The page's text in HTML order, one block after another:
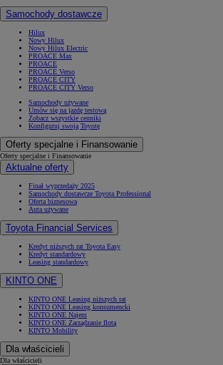
Samochody dostawcze
Hilux
Nowy Hilux
Nowy Hilux Electric
PROACE Max
PROACE
PROACE Verso
PROACE CITY
PROACE CITY Verso
Samochody używane
Umów się na jazdę testową
Zobacz wszystkie cenniki
Konfiguruj swoją Toyotę
Oferty specjalne i Finansowanie
Oferty specjalne i Finansowanie
Aktualne oferty
Finał wyprzedaży 2025
Samochody dostawcze Toyota Professional
Oferta biznesowa
Auta używane
Toyota Financial Services
Kredyt niższych rat Toyota Easy
Kredyt standardowy
Leasing standardowy
KINTO ONE
KINTO ONE Leasing niższych rat
KINTO ONE Leasing konsumencki
KINTO ONE Najem
KINTO ONE Zarządzanie flotą
KINTO Mobility
Dla właścicieli
Dla właścicieli